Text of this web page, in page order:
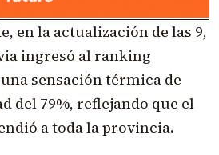
en la actualización de las 9,
ingresó al ranking
sensación térmica de
del 79%, reflejando que el
a toda la provincia.